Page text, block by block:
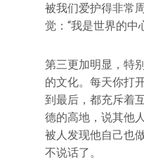
被我们爱护得非常
觉：“我是世界的中
第三更加明显，特
的文化。每天你打
到最后，都充斥着
德的高地，说其他
被人发现他自己也
不说话了。